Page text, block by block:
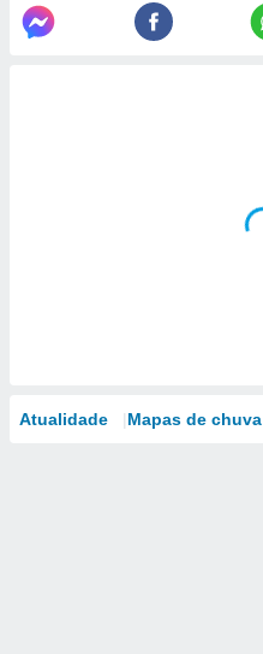
Atualidade Mapas de chuva